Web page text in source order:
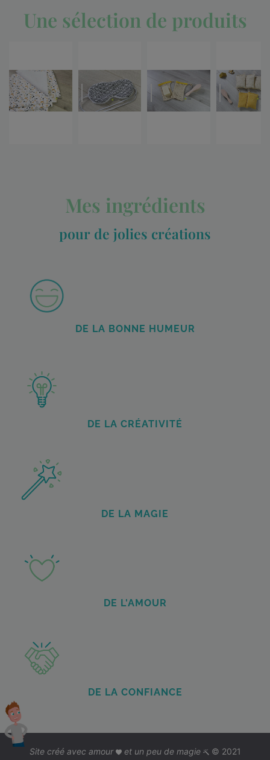
Une sélection de produits
Mes ingrédients
pour de jolies créations
DE LA BONNE HUMEUR
DE LA CRÉATIVITÉ
DE LA MAGIE
DE L'AMOUR
DE LA CONFIANCE
Site créé avec amour et un peu de magie © 2021